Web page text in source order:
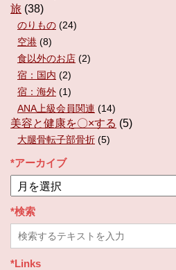
旅 (38)
のりもの (24)
空港 (8)
食以外のお店 (2)
宿：国内 (2)
宿：海外 (1)
ANA上級会員関連 (14)
美容と健康を〇×する (5)
大腿骨転子部骨折 (5)
*アーカイブ
ア
ー
カ
イ
ブ
*検索
*Links